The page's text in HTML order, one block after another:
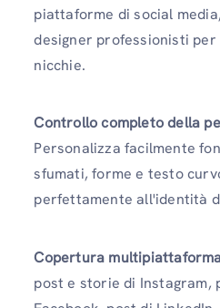
piattaforme di social
designer professionisti
nicchie.
Controllo completo della
Personalizza facilmente
sfumati, forme e testo
perfettamente all'identità
Copertura
post e storie di Instagram,